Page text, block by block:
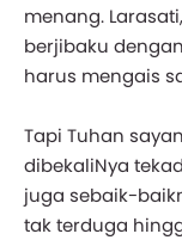
menang.
berjibaku
harus mengais
Tapi Tuhan
dibekaliNya
juga sebaik-
tak terduga